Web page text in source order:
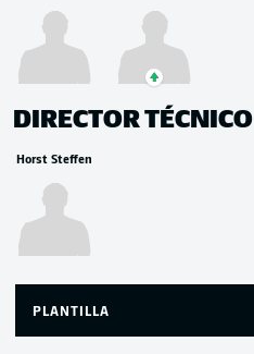
DIRECTOR TÉCNICO
Horst Steffen
PLANTILLA